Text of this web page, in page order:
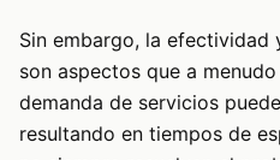
Sin embargo, la
son aspectos que a
demanda de servicios
resultando en tiempos de